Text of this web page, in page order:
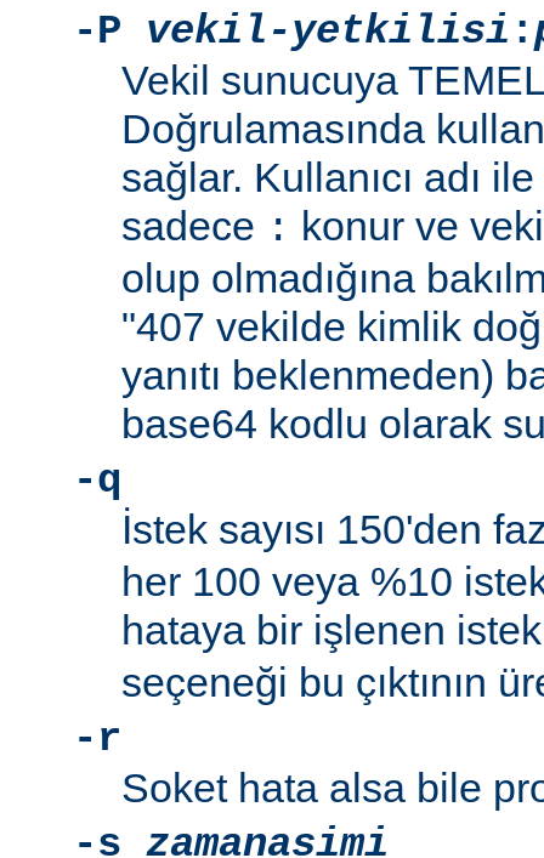
-P
vekil-yetkilisi :
Vekil sunucuya
Doğrulamasında
sağlar. Kullanıcı adı
sadece : konur ve
olup olmadığına
"407 vekilde kimlik
yanıtı beklenmeden)
base64 kodlu olarak
-q
İstek sayısı 150'den
her 100 veya %10
hataya bir işlenen istek
seçeneği bu çıktının
-r
Soket hata alsa bile
-s zamanasimi